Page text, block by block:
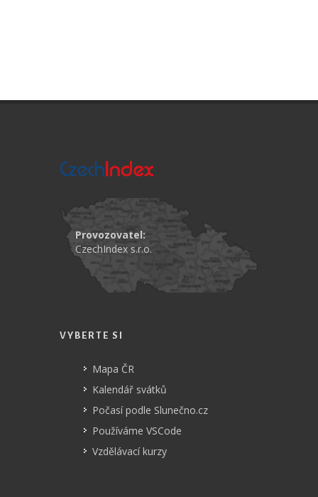
Provozovatel:
CzechIndex s.r.o.
VYBERTE SI
Mapa ČR
Kalendář svátků
Počasí podle Slunečno.cz
Používáme VSCode
Vzdělávací kurzy